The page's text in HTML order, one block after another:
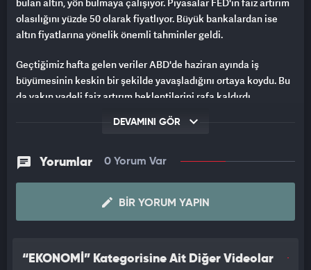
olasılığını yüzde 50 olarak fiyatlıyor. Büyük bankalardan ise
altın fiyatlarına yönelik önemli tahminler geldi.
Geçtiğimiz hafta gelen veriler ABD'de haziran ayında iş
büyümesinin keskin bir şekilde yavaşladığını ortaya koydu. Bu
da yakın vadeli faiz artırım beklentilerini rafa kaldırdı.
%50 olarak fiyatlanıyor.
DEV BANKADAN ALTIN TAHMİNİ
GOLDMAN SACHS
Banka bu yıl sonu için beklentisini ons başına 4 bin 900 dolar
olarak açıklamıştı. Merkez bankası alımları ve gelişmekte olan
tahminlerinde etkili oldu.
DEVAMINI GÖR
Yorumlar 0 Yorum Var
BIR YORUM YAPIN
“EKONOMİ” Kategorisine Ait Diğer Videolar